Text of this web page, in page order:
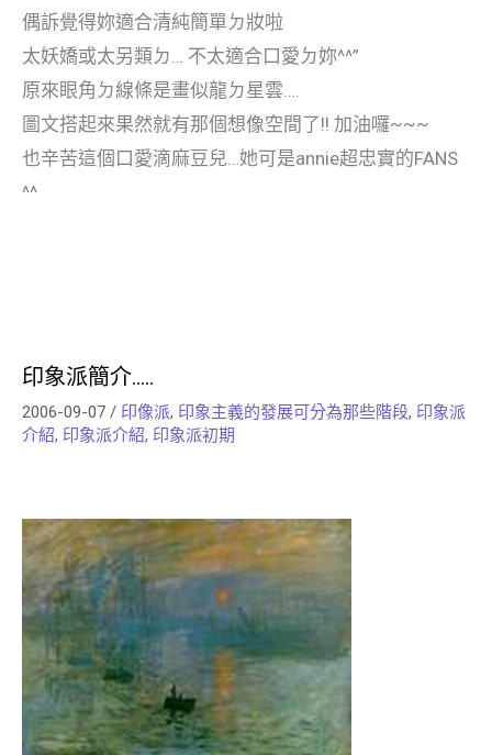
偶訴覺得妳適合清純簡單ㄉ妝啦
太妖嬌或太另類ㄉ… 不太適合口愛ㄉ妳^^”
原來眼角ㄉ線條是畫似龍ㄉ星雲….
圖文搭起來果然就有那個想像空間了!! 加油囉~~~
也辛苦這個口愛滴麻豆兒…她可是annie超忠實的FANS
^^
印象派簡介…..
2006-09-07 / 印像派, 印象主義的發展可分為那些階段, 印象派
介紹, 印象派介紹, 印象派初期